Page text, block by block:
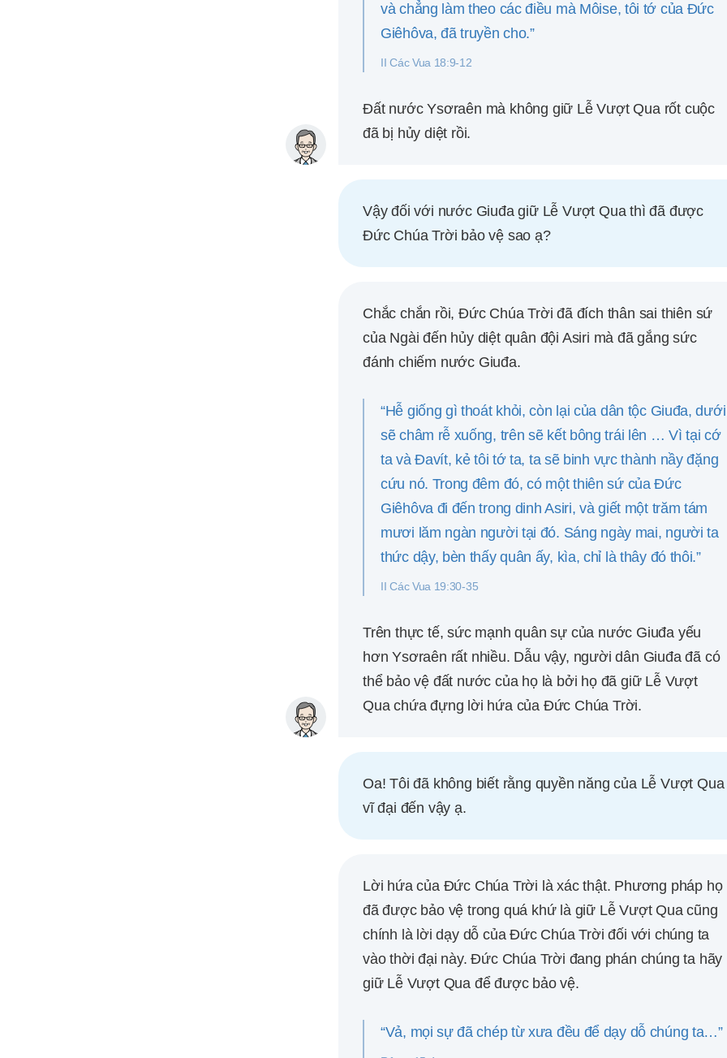
và chẳng làm theo các điều mà Môise, tôi tớ của Đức
Giêhôva, đã truyền cho.”
II Các Vua 18:9-12
Đất nước Ysơraên mà không giữ Lễ Vượt Qua rốt cuộc
đã bị hủy diệt rồi.
Vậy đối với nước Giuđa giữ Lễ Vượt Qua thì đã được
Đức Chúa Trời bảo vệ sao ạ?
Chắc chắn rồi, Đức Chúa Trời đã đích thân sai thiên sứ
của Ngài đến hủy diệt quân đội Asiri mà đã gắng sức
đánh chiếm nước Giuđa.
“Hễ giống gì thoát khỏi, còn lại của dân tộc Giuđa, dưới
sẽ châm rễ xuống, trên sẽ kết bông trái lên … Vì tại cớ
ta và Đavít, kẻ tôi tớ ta, ta sẽ binh vực thành nầy đặng
cứu nó. Trong đêm đó, có một thiên sứ của Đức
Giêhôva đi đến trong dinh Asiri, và giết một trăm tám
mươi lăm ngàn người tại đó. Sáng ngày mai, người ta
thức dậy, bèn thấy quân ấy, kìa, chỉ là thây đó thôi.”
II Các Vua 19:30-35
Trên thực tế, sức mạnh quân sự của nước Giuđa yếu
hơn Ysơraên rất nhiều. Dẫu vậy, người dân Giuđa đã có
thể bảo vệ đất nước của họ là bởi họ đã giữ Lễ Vượt
Qua chứa đựng lời hứa của Đức Chúa Trời.
Oa! Tôi đã không biết rằng quyền năng của Lễ Vượt Qua
vĩ đại đến vậy ạ.
Lời hứa của Đức Chúa Trời là xác thật. Phương pháp họ
đã được bảo vệ trong quá khứ là giữ Lễ Vượt Qua cũng
chính là lời dạy dỗ của Đức Chúa Trời đối với chúng ta
vào thời đại này. Đức Chúa Trời đang phán chúng ta hãy
giữ Lễ Vượt Qua để được bảo vệ.
“Vả, mọi sự đã chép từ xưa đều để dạy dỗ chúng ta…”